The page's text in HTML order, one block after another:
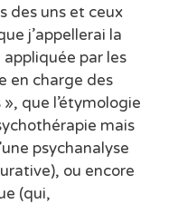
des uns et ceux
j’appellerai la
par les
en charge des
que l’étymologie
mais
psychanalyse
ou encore
(qui,